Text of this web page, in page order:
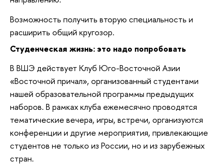
Возможность получить вторую специальность и
расширить общий кругозор.
Студенческая жизнь: это надо попробовать
В ВШЭ действует Клуб Юго-Восточной Азии
«Восточной причал», организованный студентами
нашей образовательной программы предыдущих
наборов. В рамках клуба ежемесячно проводятся
тематические вечера, игры, встречи, организуются
конференции и другие мероприятия, привлекающие
студентов не только из России, но и из зарубежных
стран.